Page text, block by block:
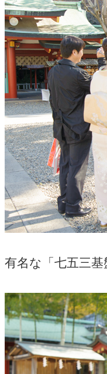
有名な「七五三基